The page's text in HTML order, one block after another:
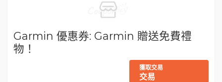
Garmin 優惠券: Garmin 贈送免費禮
物！
獲取交易
交易